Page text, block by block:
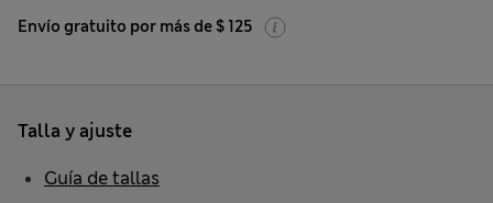
Envío gratuito por más de $ 125
Talla y ajuste
Guía de tallas